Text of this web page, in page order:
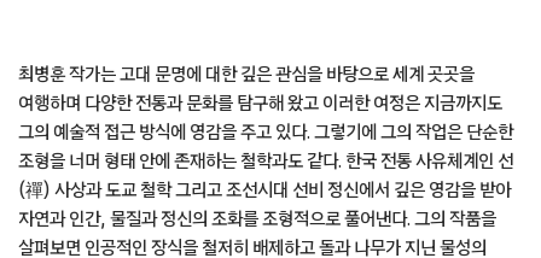
최병훈 작가는 고대 문명에 대한 깊은 관심을 바탕으로 세계 곳곳을
여행하며 다양한 전통과 문화를 탐구해 왔고 이러한 여정은 지금까지도
그의 예술적 접근 방식에 영감을 주고 있다. 그렇기에 그의 작업은 단순한
조형을 너머 형태 안에 존재하는 철학과도 같다. 한국 전통 사유체계인 선
(禪) 사상과 도교 철학 그리고 조선시대 선비 정신에서 깊은 영감을 받아
자연과 인간, 물질과 정신의 조화를 조형적으로 풀어낸다. 그의 작품을
살펴보면 인공적인 장식을 철저히 배제하고 돌과 나무가 지닌 물성의